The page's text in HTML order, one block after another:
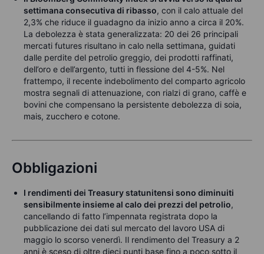
settimana consecutiva di ribasso, con il calo attuale del
2,3% che riduce il guadagno da inizio anno a circa il 20%.
La debolezza è stata generalizzata: 20 dei 26 principali
mercati futures risultano in calo nella settimana, guidati
dalle perdite del petrolio greggio, dei prodotti raffinati,
dell’oro e dell’argento, tutti in flessione del 4-5%. Nel
frattempo, il recente indebolimento del comparto agricolo
mostra segnali di attenuazione, con rialzi di grano, caffè e
bovini che compensano la persistente debolezza di soia,
mais, zucchero e cotone.
Obbligazioni
I rendimenti dei Treasury statunitensi sono diminuiti
sensibilmente insieme al calo dei prezzi del petrolio,
cancellando di fatto l’impennata registrata dopo la
pubblicazione dei dati sul mercato del lavoro USA di
maggio lo scorso venerdì. Il rendimento del Treasury a 2
anni è sceso di oltre dieci punti base fino a poco sotto il